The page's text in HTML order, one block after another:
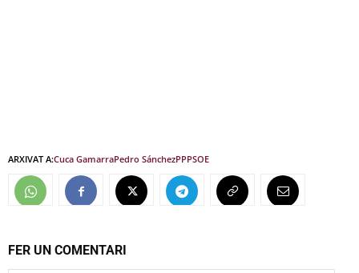
ARXIVAT A:Cuca GamarraPedro SánchezPPPSOE
FER UN COMENTARI